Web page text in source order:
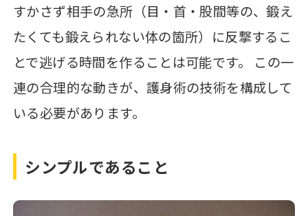
すかさず相手の急所（目・首・股間等の、鍛え
たくても鍛えられない体の箇所）に反撃するこ
とで逃げる時間を作ることは可能です。 この一
連の合理的な動きが、護身術の技術を構成して
いる必要があります。
シンプルであること